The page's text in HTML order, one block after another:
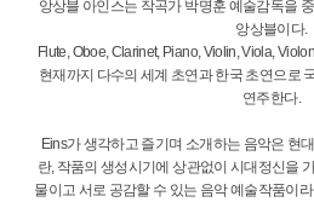
앙상블 아인스는 작곡가 박명훈 예술감독을
앙상블이다.
Flute, Oboe, Clarinet, Piano, Violin, Viola,
현재까지 다수의 세계 초연과 한국 초연으로
연주한다.
Eins가 생각하고 즐기며 소개하는 음악은 현
란, 작품의 생성시기에 상관없이 시대정신을
물이고 서로 공감할 수 있는 음악 예술작품이